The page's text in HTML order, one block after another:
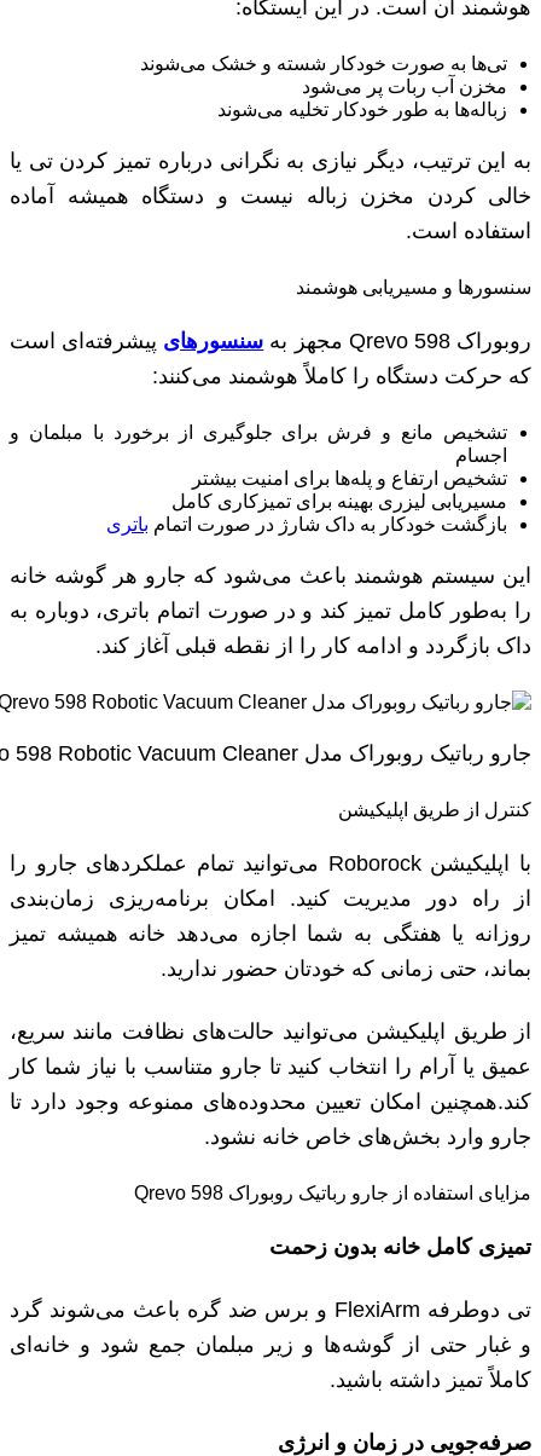
هوشمند آن است. در این ایستگاه:
تی‌ها به صورت خودکار شسته و خشک می‌شوند
مخزن آب ربات پر می‌شود
زباله‌ها به طور خودکار تخلیه می‌شوند
به این ترتیب، دیگر نیازی به نگرانی درباره تمیز کردن تی یا
خالی کردن مخزن زباله نیست و دستگاه همیشه آماده
استفاده است.
سنسورها و مسیریابی هوشمند
روبوراک Qrevo 598 مجهز به سنسورهای پیشرفته‌ای است
که حرکت دستگاه را کاملاً هوشمند می‌کنند:
تشخیص مانع و فرش برای جلوگیری از برخورد با مبلمان و
اجسام
تشخیص ارتفاع و پله‌ها برای امنیت بیشتر
مسیریابی لیزری بهینه برای تمیزکاری کامل
بازگشت خودکار به داک شارژ در صورت اتمام باتری
این سیستم هوشمند باعث می‌شود که جارو هر گوشه خانه
را به‌طور کامل تمیز کند و در صورت اتمام باتری، دوباره به
داک بازگردد و ادامه کار را از نقطه قبلی آغاز کند.
جارو رباتیک روبوراک مدل Xiaomi Roborock Qrevo 598 Robotic Vacuum Cleaner
کنترل از طریق اپلیکیشن
با اپلیکیشن Roborock می‌توانید تمام عملکردهای جارو را
از راه دور مدیریت کنید. امکان برنامه‌ریزی زمان‌بندی
روزانه یا هفتگی به شما اجازه می‌دهد خانه همیشه تمیز
بماند، حتی زمانی که خودتان حضور ندارید.
از طریق اپلیکیشن می‌توانید حالت‌های نظافت مانند سریع،
عمیق یا آرام را انتخاب کنید تا جارو متناسب با نیاز شما کار
کند.همچنین امکان تعیین محدوده‌های ممنوعه وجود دارد تا
جارو وارد بخش‌های خاص خانه نشود.
مزایای استفاده از جارو رباتیک روبوراک Qrevo 598
تمیزی کامل خانه بدون زحمت
تی دوطرفه FlexiArm و برس ضد گره باعث می‌شوند گرد
و غبار حتی از گوشه‌ها و زیر مبلمان جمع شود و خانه‌ای
کاملاً تمیز داشته باشید.
صرفه‌جویی در زمان و انرژی